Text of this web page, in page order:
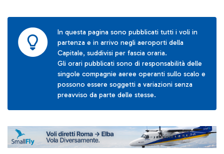
In questa pagina sono pubblicati tutti i voli in
partenza e in arrivo negli aeroporti della
Capitale, suddivisi per fascia oraria.
Gli orari pubblicati sono di responsabilità delle
singole compagnie aeree operanti sullo scalo e
possono essere soggetti a variazioni senza
preavviso da parte delle stesse.